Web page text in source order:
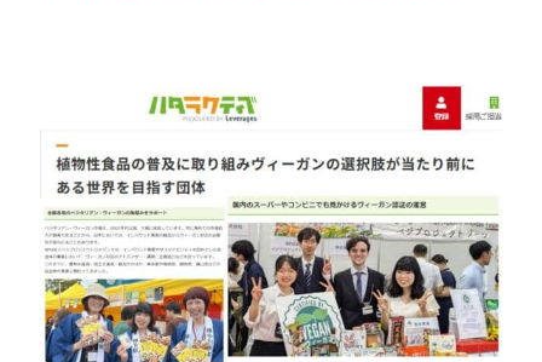
ハタラクティブの記事で当法人の仕事
に関して紹介いただきました